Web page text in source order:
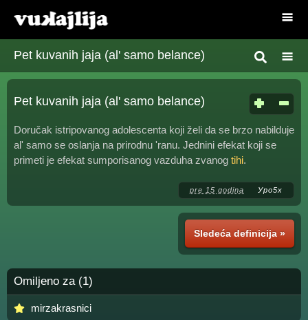
Pet kuvanih jaja (al' samo belance)
Pet kuvanih jaja (al' samo belance)
Doručak istripovanog adolescenta koji želi da se brzo nabilduje
al' samo se oslanja na prirodnu 'ranu. Jednini efekat koji se
primeti je efekat sumporisanog vazduha zvanog tihi.
pre 15 godina Уро5х
Sledeća definicija »
Omiljeno za (1)
mirzakrasnici